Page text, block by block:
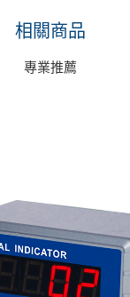
相關商品
專業推薦